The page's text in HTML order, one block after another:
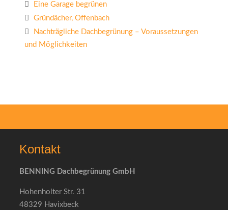
Eine Garage begrünen
Gründächer, Offenbach
Nachträgliche Dachbegrünung – Voraussetzungen
und Möglichkeiten
Kontakt
BENNING Dachbegrünung GmbH
Hohenholter Str. 31
48329 Havixbeck